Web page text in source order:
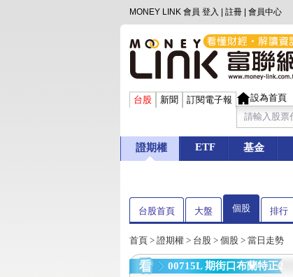
MONEY LINK 會員 登入 註冊 會員中心
台股 新聞 訂閱電子報 設為首頁
證期權 ETF 基金
台股首頁 大盤 個股 排行
首頁 > 證期權 > 台股 > 個股 > 當日走勢
00715L 期街口布蘭特正2